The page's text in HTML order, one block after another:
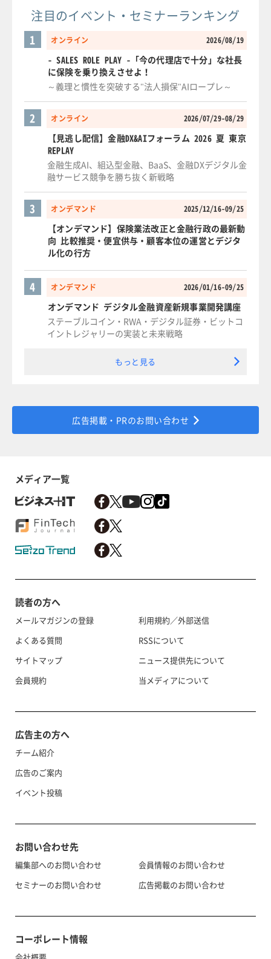
注目のイベント・セミナーランキング
オンライン 2026/08/19
1
- SALES ROLE PLAY -「今の代理店で十分」な社長
に保険を乗り換えさせよ！
～義理と慣性を突破する"法人損保"AIロープレ～
オンライン 2026/07/29-08/29
2
【見逃し配信】金融DX&AIフォーラム 2026 夏 東京
REPLAY
金融生成AI、組込型金融、BaaS、金融DXデジタル金
融サービス競争を勝ち抜く新戦略
オンデマンド 2025/12/16-09/25
3
【オンデマンド】保険業法改正と金融行政の最新動
向 比較推奨・便宜供与・顧客本位の運営とデジタ
ル化の行方
オンデマンド 2026/01/16-09/25
4
オンデマンド デジタル金融資産新規事業開発講座
ステーブルコイン・RWA・デジタル証券・ビットコ
イントレジャリーの実装と未来戦略
もっと見る
広告掲載・PRのお問い合わせ
メディア一覧
読者の方へ
メールマガジンの登録
よくある質問
サイトマップ
会員規約
利用規約／外部送信
RSSについて
ニュース提供先について
当メディアについて
広告主の方へ
チーム紹介
広告のご案内
イベント投稿
お問い合わせ先
編集部へのお問い合わせ
セミナーのお問い合わせ
会員情報のお問い合わせ
広告掲載のお問い合わせ
コーポレート情報